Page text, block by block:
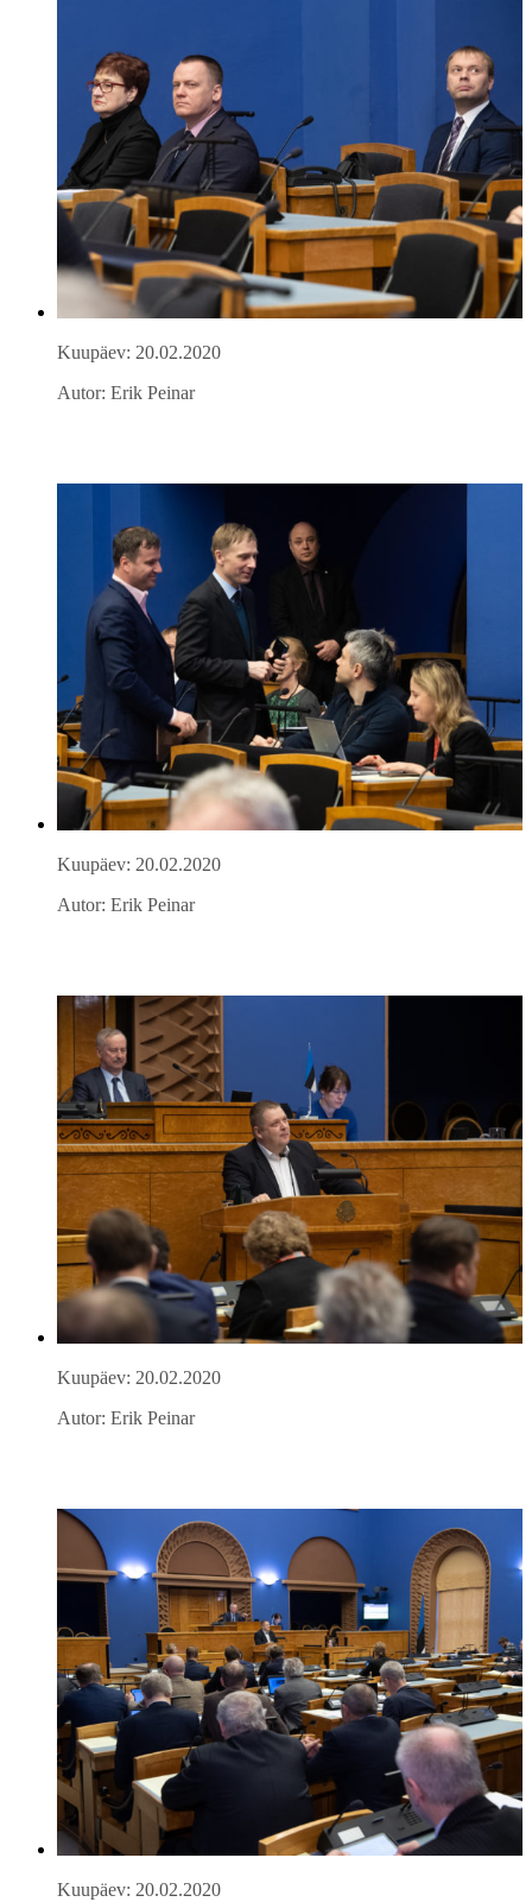
Kuupäev: 20.02.2020
Autor: Erik Peinar
Kuupäev: 20.02.2020
Autor: Erik Peinar
Kuupäev: 20.02.2020
Autor: Erik Peinar
Kuupäev: 20.02.2020